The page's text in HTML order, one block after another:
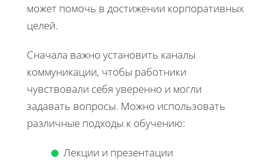
может помочь в достижении корпоративных
целей.
Сначала важно установить каналы
коммуникации, чтобы работники
чувствовали себя уверенно и могли
задавать вопросы. Можно использовать
различные подходы к обучению:
Лекции и презентации